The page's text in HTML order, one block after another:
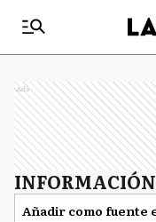
Ads
Añadir como fuente